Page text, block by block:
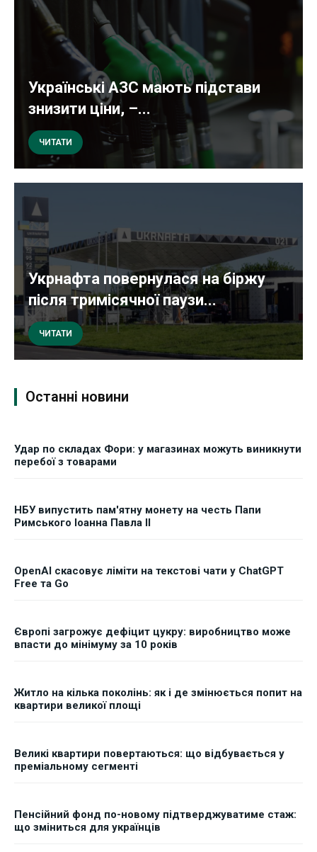
Українські АЗС мають підстави
знизити ціни, –...
ЧИТАТИ
Укрнафта повернулася на біржу
після тримісячної паузи...
ЧИТАТИ
Останні новини
Удар по складах Фори: у магазинах можуть виникнути
перебої з товарами
НБУ випустить пам'ятну монету на честь Папи
Римського Іоанна Павла II
OpenAI скасовує ліміти на текстові чати у ChatGPT
Free та Go
Європі загрожує дефіцит цукру: виробництво може
впасти до мінімуму за 10 років
Житло на кілька поколінь: як і де змінюється попит на
квартири великої площі
Великі квартири повертаються: що відбувається у
преміальному сегменті
Пенсійний фонд по-новому підтверджуватиме стаж:
що зміниться для українців